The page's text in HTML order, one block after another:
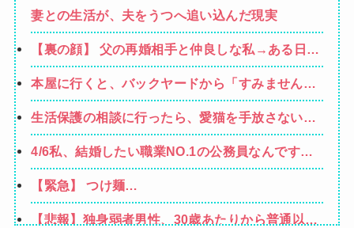
妻との生活が、夫をうつへ追い込んだ現実
【裏の顔】 父の再婚相手と仲良しな私→ある日、
私の帰宅に気付かない再婚相手「血繋がってない
のに大学費用出さなきゃいけないの腹立つわ…姑
だったら先に亡くなるのに笑」私「…」
本屋に行くと、バックヤードから「すみません、
本当にすみません（泣）「でもあなた、初めてじ
ゃないしね、うちだけじゃどうしようもないか
ら」と会話が聞こえてきた→すると・・・
生活保護の相談に行ったら、愛猫を手放さないと
無理と言われた。子どものような存在だから手放
すのは絶対に考えられない・・・
4/6私、結婚したい職業NO.1の公務員なんですけ
ど、嫁が子供連れて家出した。全く理由は思いつ
かないけど強いてあげるとすれば母のせいかもし
れない。嫁のせいでアトピー悪化しそう→
【緊急】 つけ麺
WWWWWWWWWWWWWWWWWWWWWW
【悲報】独身弱者男性、30歳あたりから普通以上